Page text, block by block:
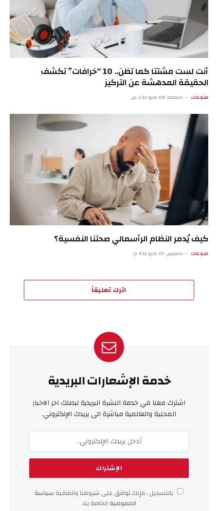
أنت لست مشتتا كما تظن.. 10 “خرافات” تكشف
الحقيقة المدهشة عن التركيز
منوعات الجمعة 08 مايو 2:13 ص
كيف يُدمر النظام الرأسمالي صحتنا النفسية؟
منوعات الخميس 07 مايو 4:11 م
اترك تعليقاً
خدمة الإشعارات البريدية
اشترك معنا في خدمة النشرة البريدية ليصلك اخر الاخبار
المحلية والعالمية مباشرة الى بريدك الإلكتروني.
بالتسجيل ، فإنك توافق على شروطنا واتفاقية سياسة
الخصوصية الخاصة بنا.